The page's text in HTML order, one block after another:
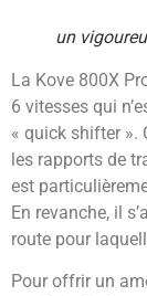
un
La Kove 800X
6 vitesses qui
« quick shifter ».
les rapports de
est
En revanche, il
route pour
Pour offrir un